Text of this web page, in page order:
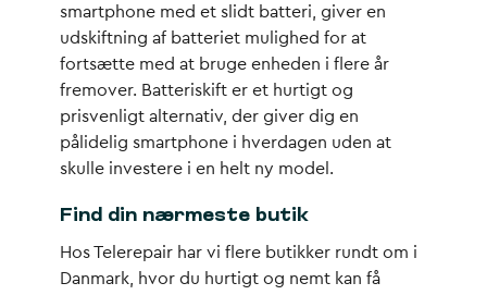
smartphone med et slidt batteri, giver en
udskiftning af batteriet mulighed for at
fortsætte med at bruge enheden i flere år
fremover. Batteriskift er et hurtigt og
prisvenligt alternativ, der giver dig en
pålidelig smartphone i hverdagen uden at
skulle investere i en helt ny model.
Find din nærmeste butik
Hos Telerepair har vi flere butikker rundt om i
Danmark, hvor du hurtigt og nemt kan få